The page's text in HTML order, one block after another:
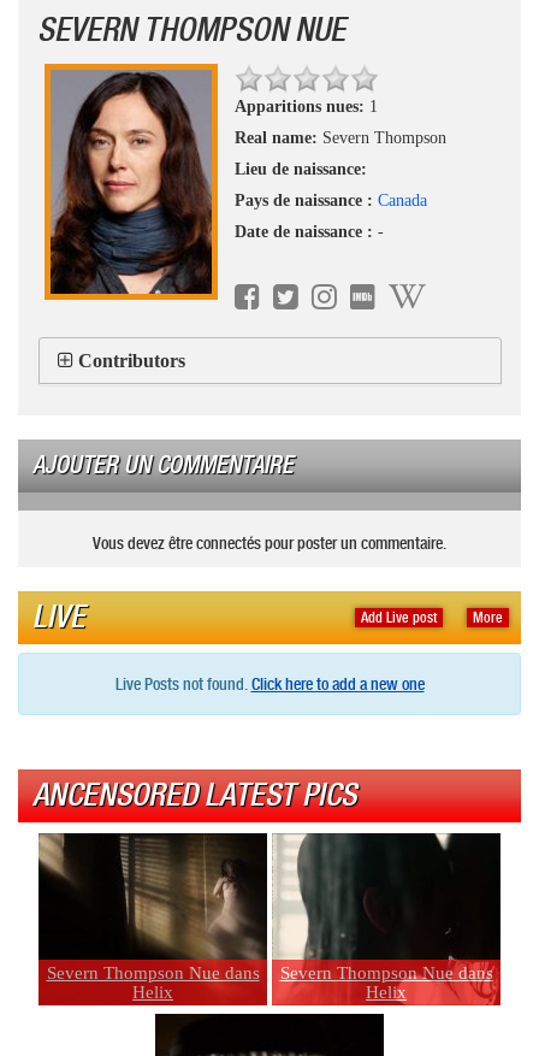
SEVERN THOMPSON NUE
Apparitions nues: 1
Real name: Severn Thompson
Lieu de naissance:
Pays de naissance : Canada
Date de naissance : -
Contributors
AJOUTER UN COMMENTAIRE
Vous devez être connectés pour poster un commentaire.
More
Add Live post
LIVE
Live Posts not found. Click here to add a new one
ANCENSORED LATEST PICS
Severn Thompson Nue dans
Helix
Severn Thompson Nue dans
Helix